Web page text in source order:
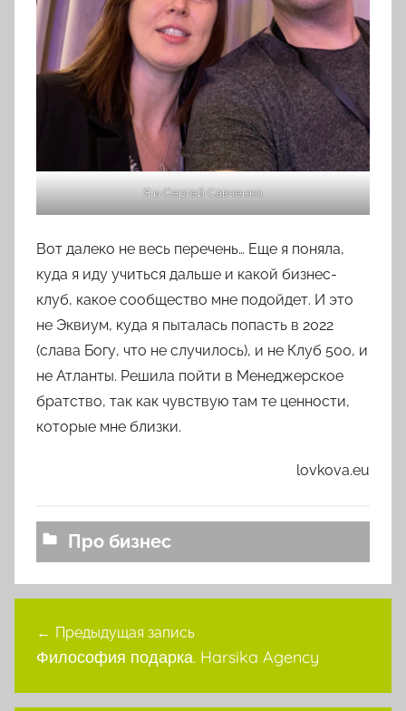
Я и Сергей Савченко
Вот далеко не весь перечень… Еще я поняла,
куда я иду учиться дальше и какой бизнес-
клуб, какое сообщество мне подойдет. И это
не Эквиум, куда я пыталась попасть в 2022
(слава Богу, что не случилось), и не Клуб 500, и
не Атланты. Решила пойти в Менеджерское
братство, так как чувствую там те ценности,
которые мне близки.
lovkova.eu
Про бизнес
по
Предыдущая запись
Философия подарка. Harsika Agency